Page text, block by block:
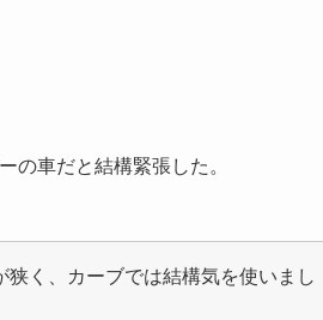
の車だと結構緊張した。
く、カーブでは結構気を使いまし